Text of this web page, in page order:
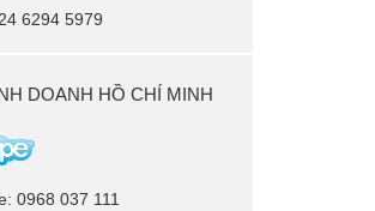
6294 5979
DOANH HỒ CHÍ MINH
0968 037 111